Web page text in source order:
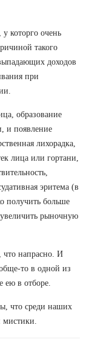
которго очень
такого
доходов
при
образование
и появление
лихорадка,
лица или гортани,
эритема (в
получить больше
рыночную
что напрасно. И
то в одной из
ею в отборе.
что среди наших